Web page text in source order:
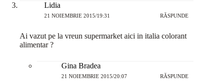
Lidia
21 NOIEMBRIE 2015/19:31 RĂSPUNDE
Ai vazut pe la vreun supermarket aici in italia colorant
alimentar ?
Gina Bradea
21 NOIEMBRIE 2015/20:07 RĂSPUNDE